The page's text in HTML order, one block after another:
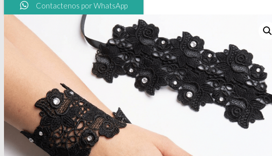
Contactenos por WhatsApp